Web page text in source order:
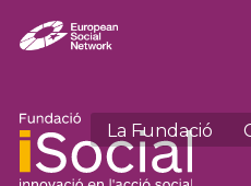
La Fundació